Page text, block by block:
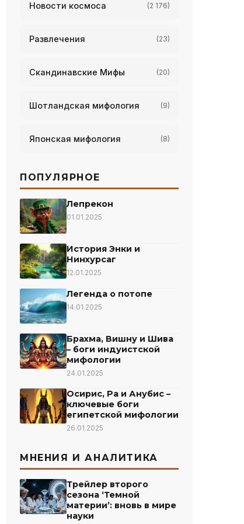
Новости космоса (2 176)
Развлечения (23)
Скандинавские Мифы (20)
Шотландская мифология (9)
Японская мифология (8)
ПОПУЛЯРНОЕ
Лепрекон
01.01.2025
История Энки и
Нинхурсаг
12.01.2025
Легенда о потопе
14.01.2025
Брахма, Вишну и Шива
– боги индуистской
мифологии
24.01.2025
Осирис, Ра и Анубис –
ключевые боги
египетской мифологии
26.01.2025
МНЕНИЯ И АНАЛИТИКА
Трейлер второго
сезона ‘Темной
материи’: вновь в мире
науки